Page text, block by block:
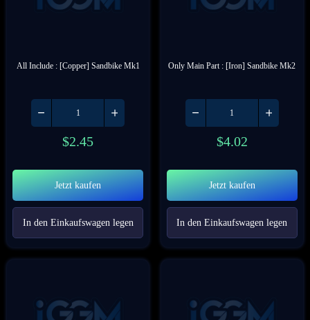
All Include : [Copper] Sandbike Mk1
$2.45
Jetzt kaufen
In den Einkaufswagen legen
Only Main Part : [Iron] Sandbike Mk2
$4.02
Jetzt kaufen
In den Einkaufswagen legen